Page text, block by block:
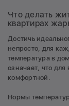
Что делать
квартирах
Достичь
непросто, для
температура в
означает, что
комфортной.
Нормы